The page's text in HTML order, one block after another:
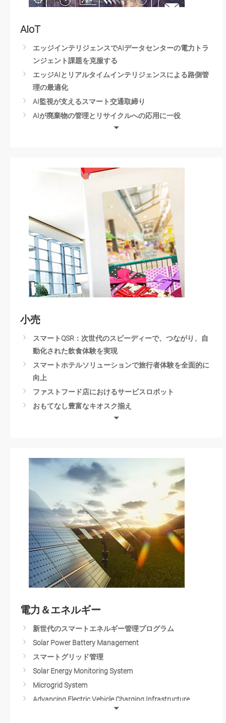
AIoT
エッジインテリジェンスでAIデータセンターの電力トラ
ンジェント課題を克服する
エッジAIとリアルタイムインテリジェンスによる路側管
理の最適化
AI監視が支えるスマート交通取締り
AIが廃棄物の管理とリサイクルへの応用に一役
AIと自動化の食品・飲料業界への応用
公共の安全性は、エッジAIコンピューティングから守る
エッジAIコンピューティングの選び方
スマートシティ監視
小売
スマートQSR：次世代のスピーディーで、つながり、自
動化された飲食体験を実現
スマートホテルソリューションで旅行者体験を全面的に
向上
ファストフード店におけるサービスロボット
おもてなし豊富なキオスク揃え
Advancing Multimedia & Imaging with AMD Solutions
Smart Retail/QSR/Kiosk Solutions
Next Generation Kiosks
Touchscreen Hygiene in a Post-COVID-19 World
Smart Digital Signage Network
Optimizing In-Store Experience
Digital Education
電力＆エネルギー
新世代のスマートエネルギー管理プログラム
Solar Power Battery Management
スマートグリッド管理
Solar Energy Monitoring System
Microgrid System
Advancing Electric Vehicle Charging Infrastructure